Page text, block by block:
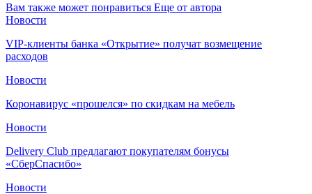
Вам также может понравиться Еще от автора
Новости
VIP-клиенты банка «Открытие» получат возмещение
расходов
Новости
Коронавирус «прошелся» по скидкам на мебель
Новости
Delivery Club предлагают покупателям бонусы
«СберСпасибо»
Новости